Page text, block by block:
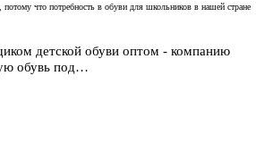
что потребность в обуви для школьников в нашей стране
детской обуви оптом - компанию
обувь под…